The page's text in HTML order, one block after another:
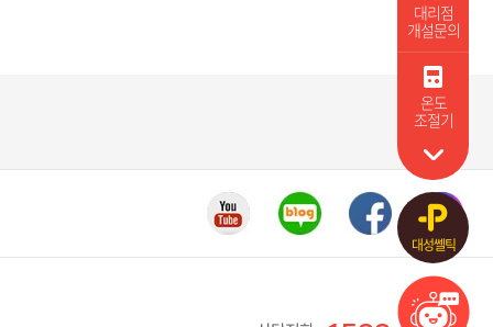
대리점
개설문의
온도
조절기
대성쎌틱